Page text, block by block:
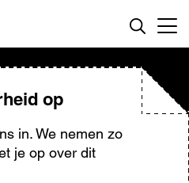
op
in. We nemen zo
je op over dit